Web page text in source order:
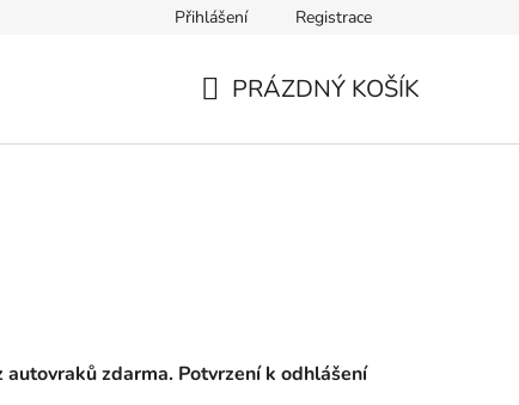
Přihlášení Registrace
PRÁZDNÝ KOŠÍK
zdarma. Potvrzení k odhlášení